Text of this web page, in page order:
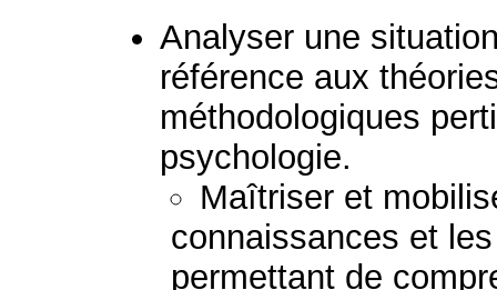
Analyser une
référence aux
méthodologiques
psychologie.
Maîtriser et
connaissances et
permettant de